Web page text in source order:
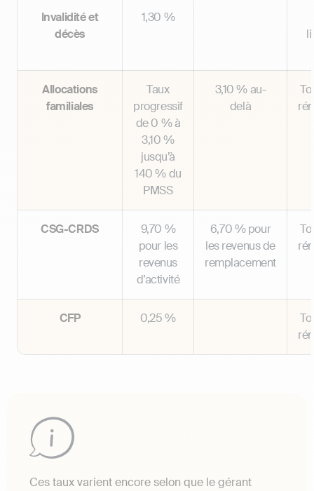
Invalidité et
décès
1,30 %
Allocations
familiales
Taux
progressif
de 0 % à
3,10 %
jusqu’à
140 % du
PMSS
3,10 % au-
delà
CSG-CRDS
9,70 %
pour les
revenus
d’activité
6,70 % pour
les revenus de
remplacement
CFP 0,25 %
Ces taux varient encore selon que le gérant